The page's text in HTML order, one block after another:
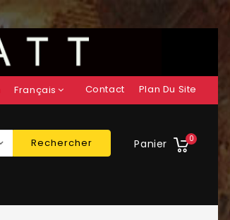
Contact Plan Du Site
Français
Panier 0
Rechercher